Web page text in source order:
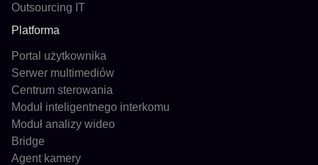
Outsourcing IT
Platforma
Portal użytkownika
Serwer multimediów
Centrum sterowania
Moduł inteligentnego interkomu
Moduł analizy wideo
Bridge
Agent kamery